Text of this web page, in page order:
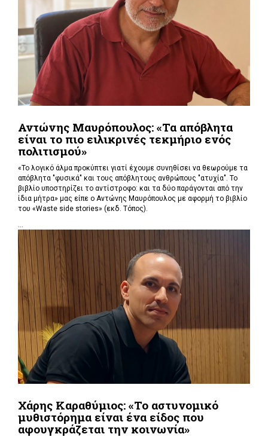
Αντώνης Μαυρόπουλος: «Τα απόβλητα
είναι το πιο ειλικρινές τεκμήριο ενός
πολιτισμού»
«Το λογικό άλμα προκύπτει γιατί έχουμε συνηθίσει να θεωρούμε τα
απόβλητα "φυσικά" και τους απόβλητους ανθρώπους "ατυχία". Το
βιβλίο υποστηρίζει το αντίστροφο: και τα δύο παράγονται από την
ίδια μήτρα» μας είπε ο Αντώνης Μαυρόπουλος με αφορμή το βιβλίο
του «Waste side stories» (εκδ. Τόπος).
...
Χάρης Καραθύμιος: «Το αστυνομικό
μυθιστόρημα είναι ένα είδος που
αφουγκράζεται την κοινωνία»